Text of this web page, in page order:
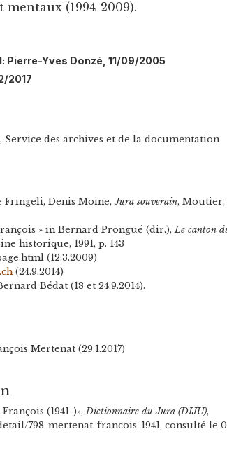
mentaux (1994-2009).
Pierre-Yves Donzé, 11/09/2005
2017
des archives et de la documentation
Fringeli, Denis Moine,Jura souverain, Moutier,
» in Bernard Prongué (dir.),Le canton
historique, 1991, p. 143
(12.3.2009)
(24.9.2014)
Bédat (18 et 24.9.2014).
Mertenat (29.1.2017)
(1941-)»,Dictionnaire du Jura (DIJU),
798-mertenat-francois-1941, consulté le